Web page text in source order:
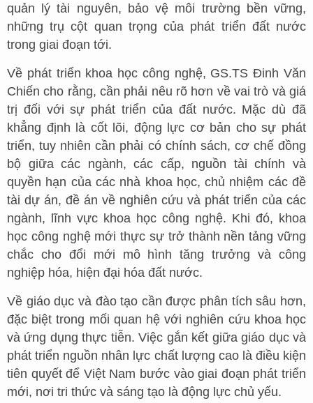
quản lý tài nguyên, bảo vệ môi trường bền vững,
những trụ cột quan trọng của phát triển đất nước
trong giai đoạn tới.
Về phát triển khoa học công nghệ, GS.TS Đinh Văn
Chiến cho rằng, cần phải nêu rõ hơn về vai trò và giá
trị đối với sự phát triển của đất nước. Mặc dù đã
khẳng định là cốt lõi, động lực cơ bản cho sự phát
triển, tuy nhiên cần phải có chính sách, cơ chế đồng
bộ giữa các ngành, các cấp, nguồn tài chính và
quyền hạn của các nhà khoa học, chủ nhiệm các đề
tài dự án, đề án về nghiên cứu và phát triển của các
ngành, lĩnh vực khoa học công nghệ. Khi đó, khoa
học công nghệ mới thực sự trở thành nền tảng vững
chắc cho đổi mới mô hình tăng trưởng và công
nghiệp hóa, hiện đại hóa đất nước.
Về giáo dục và đào tạo cần được phân tích sâu hơn,
đặc biệt trong mối quan hệ với nghiên cứu khoa học
và ứng dụng thực tiễn. Việc gắn kết giữa giáo dục và
phát triển nguồn nhân lực chất lượng cao là điều kiện
tiên quyết để Việt Nam bước vào giai đoạn phát triển
mới, nơi tri thức và sáng tạo là động lực chủ yếu.